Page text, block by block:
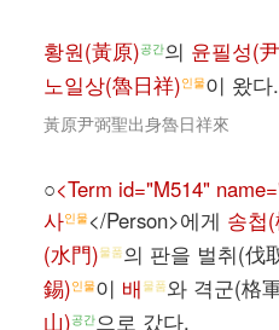
황원(黃原)공간의 윤필성(
노일상(魯日祥)인물이 왔다.
黃原尹弼聖出身魯日祥來
○<Term id="M514"
사인물</Person>에게 송첩
(水門)물품의 판을 벌취(伐
錫)인물이 배 물품와 격군(格
山)공간으로 갔다.